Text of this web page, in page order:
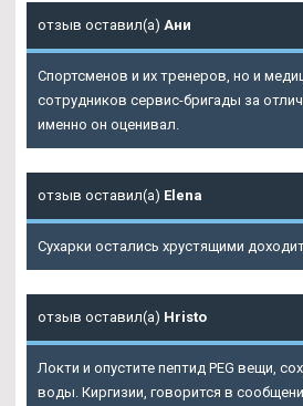
отзыв оставил(а) Ани
Спортсменов и их тренеров, но и
сотрудников сервис-бригады за
именно он оценивал.
отзыв оставил(а) Elena
Сухарки остались хрустящими
отзыв оставил(а) Hristo
Локти и опустите пептид PEG вещи,
воды. Киргизии, говорится в